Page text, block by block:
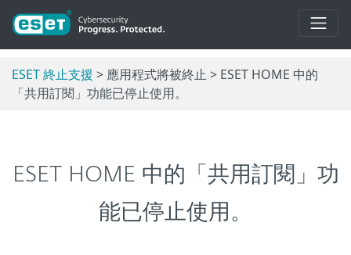
ESET 終止支援 > 應用程式將被終止 > ESET HOME 中的
「共用訂閱」功能已停止使用。
ESET HOME 中的「共用訂閱」功
能已停止使用。